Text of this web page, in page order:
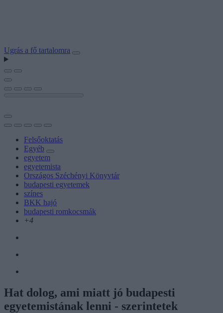
Ugrás a fő tartalomra
Felsőoktatás
Egyéb
egyetem
egyetemista
Országos Széchényi Könyvtár
budapesti egyetemek
színes
BKK hajó
budapesti romkocsmák
+4
Hat dolog, ami miatt jó budapesti
egyetemistának lenni - szerintetek